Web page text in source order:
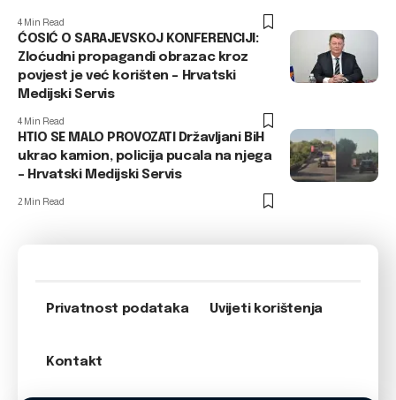
4 Min Read
ĆOSIĆ O SARAJEVSKOJ KONFERENCIJI:
Zloćudni propagandi obrazac kroz
povjest je već korišten – Hrvatski
Medijski Servis
4 Min Read
HTIO SE MALO PROVOZATI Državljani BiH
ukrao kamion, policija pucala na njega
– Hrvatski Medijski Servis
2 Min Read
Privatnost podataka Uvijeti korištenja
Kontakt